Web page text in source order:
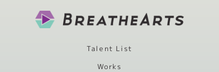
Talent List
Works